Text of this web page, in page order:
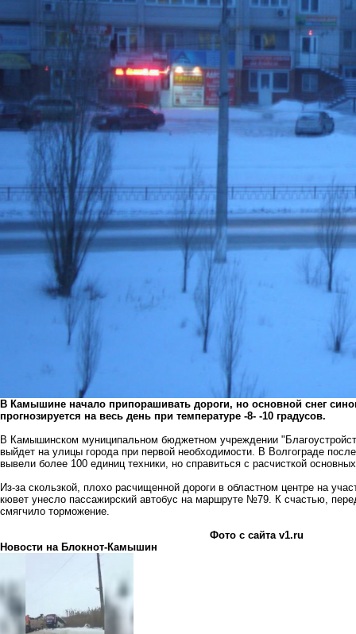
В Камышине начало припорашивать дороги, но основной снег
прогнозируется на весь день при температуре -8- -10 градусов.
В Камышинском муниципальном бюджетном учреждении
выйдет на улицы города при первой необходимости. В Волгограде
вывели более 100 единиц техники, но справиться с расчисткой
Из-за скользкой, плохо расчищенной дороги в областном центре на
кювет унесло пассажирский автобус на маршруте №79. К счастью,
смягчило торможение.
Фото с сайта v1.ru
Новости на Блoкнoт-Камышин